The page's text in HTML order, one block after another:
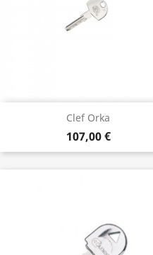
Clef Orka
107,00 €